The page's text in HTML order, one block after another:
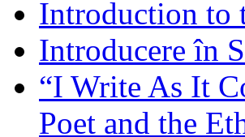
Introduction to
Introducere în
“I Write As It
Poet and the